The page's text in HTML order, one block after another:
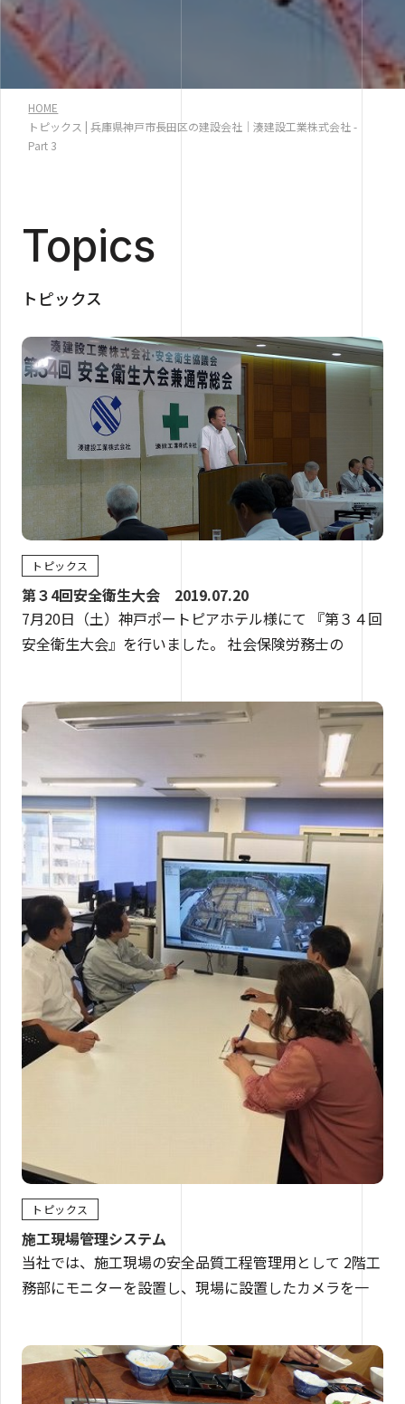
HOME
トピックス | 兵庫県神戸市長田区の建設会社｜湊建設工業株式会社 -
Part 3
Topics
トピックス
トピックス
第３4回安全衛生大会 2019.07.20
7月20日（土）神戸ポートピアホテル様にて 『第３４回
安全衛生大会』を行いました。 社会保険労務士の
トピックス
施工現場管理システム
当社では、施工現場の安全品質工程管理用として 2階工
務部にモニターを設置し、現場に設置したカメラを一